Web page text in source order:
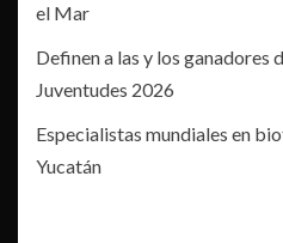
el Mar
Definen a las y los ganadores
Juventudes 2026
Especialistas mundiales en
Yucatán